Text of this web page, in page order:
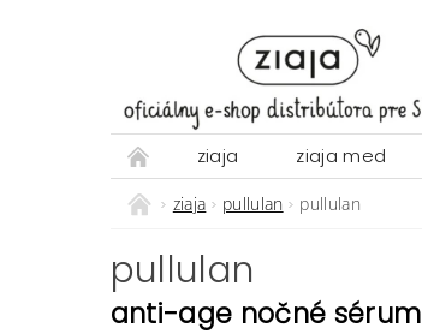
ziaja ziaja med
ziaja pullulan pullulan
pullulan
anti-age nočné sérum